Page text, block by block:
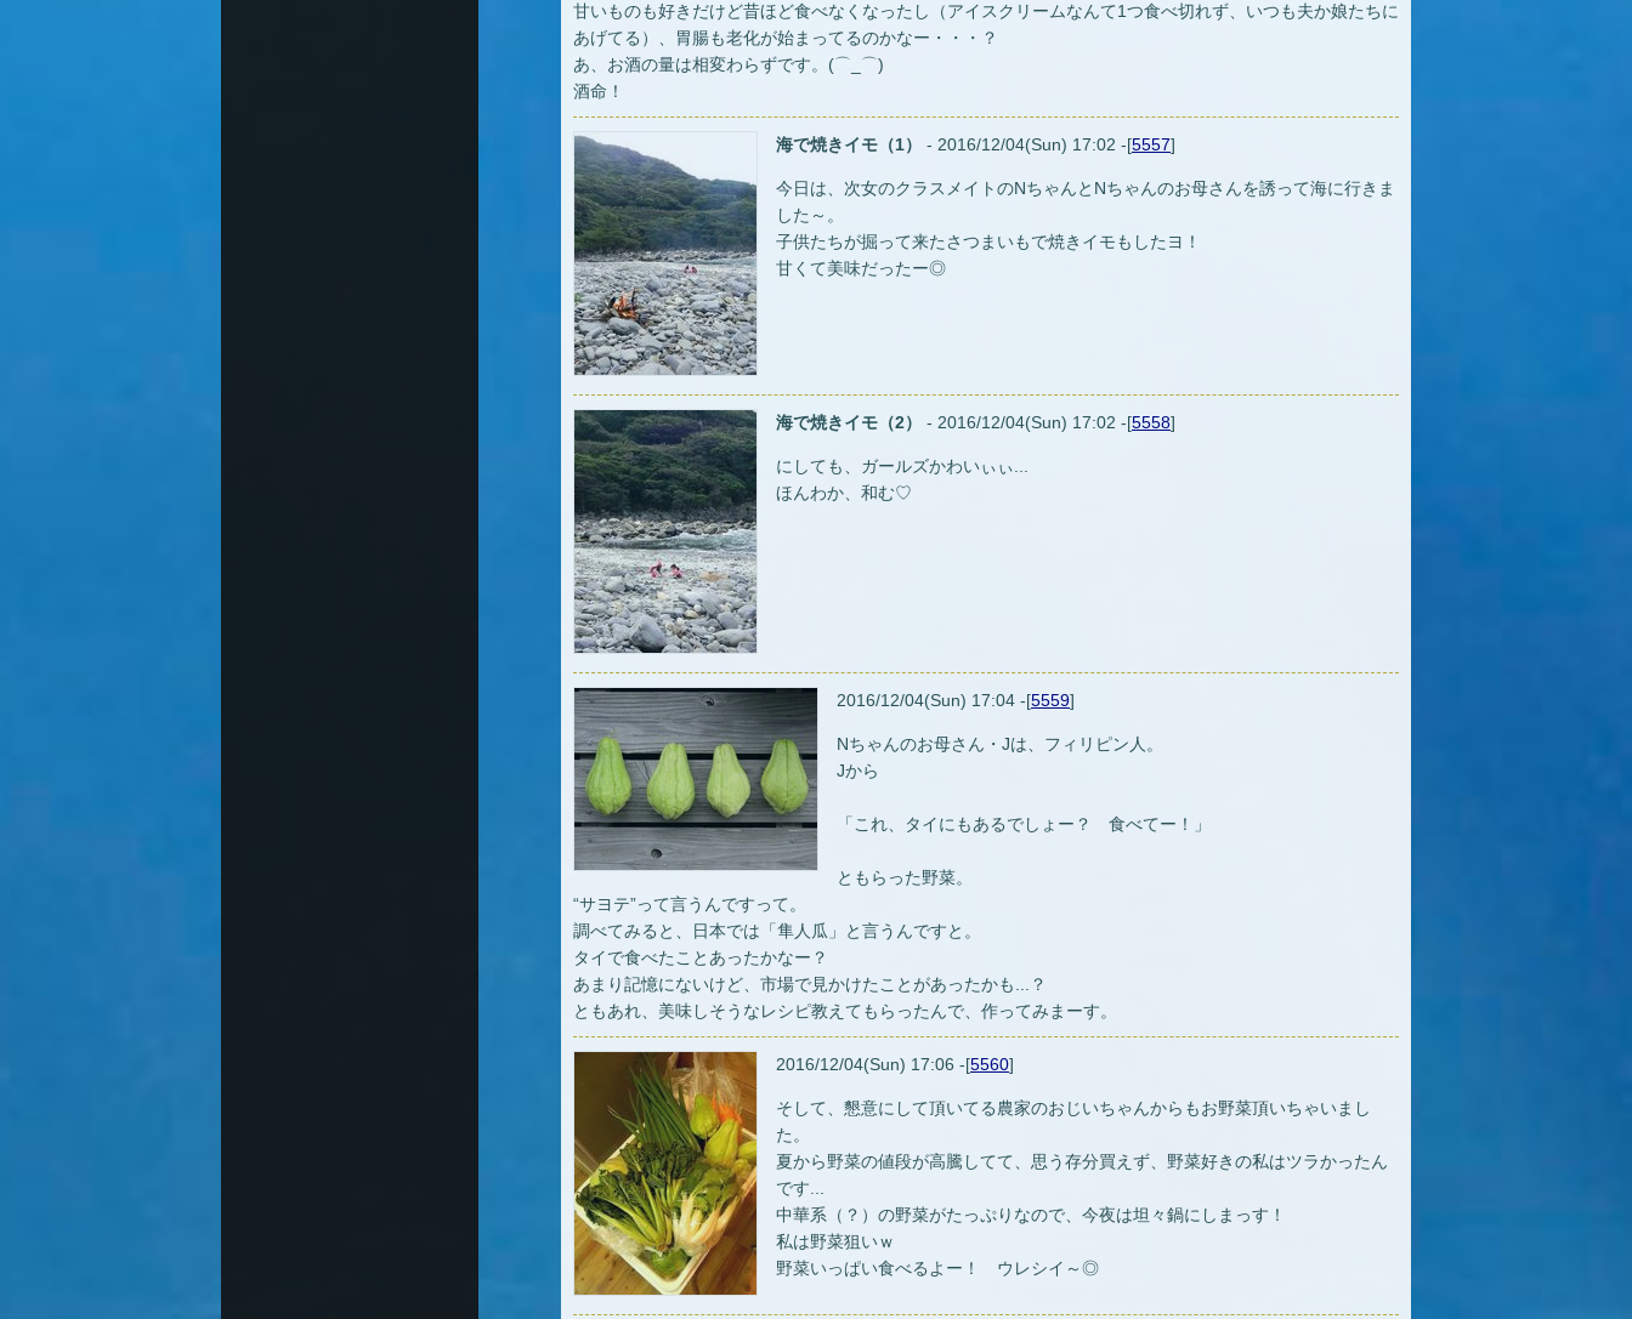
甘いものも好きだけど昔ほど食べなくなったし（アイスクリームなんて1つ食べ切れず、いつも夫か娘たちに
あげてる）、胃腸も老化が始まってるのかなー・・・？
あ、お酒の量は相変わらずです。(⌒_⌒)
酒命！
海で焼きイモ（1） - 2016/12/04(Sun) 17:02 -[5557]
今日は、次女のクラスメイトのNちゃんとNちゃんのお母さんを誘って海に行きま
した～。
子供たちが掘って来たさつまいもで焼きイモもしたヨ！
甘くて美味だったー◎
海で焼きイモ（2） - 2016/12/04(Sun) 17:02 -[5558]
にしても、ガールズかわいぃぃ...
ほんわか、和む♡
2016/12/04(Sun) 17:04 -[5559]
Nちゃんのお母さん・Jは、フィリピン人。
Jから
「これ、タイにもあるでしょー？ 食べてー！」
ともらった野菜。
“サヨテ”って言うんですって。
調べてみると、日本では「隼人瓜」と言うんですと。
タイで食べたことあったかなー？
あまり記憶にないけど、市場で見かけたことがあったかも...？
ともあれ、美味しそうなレシピ教えてもらったんで、作ってみまーす。
2016/12/04(Sun) 17:06 -[5560]
そして、懇意にして頂いてる農家のおじいちゃんからもお野菜頂いちゃいまし
た。
夏から野菜の値段が高騰してて、思う存分買えず、野菜好きの私はツラかったん
です...
中華系（？）の野菜がたっぷりなので、今夜は坦々鍋にしまっす！
私は野菜狙いｗ
野菜いっぱい食べるよー！ ウレシイ～◎